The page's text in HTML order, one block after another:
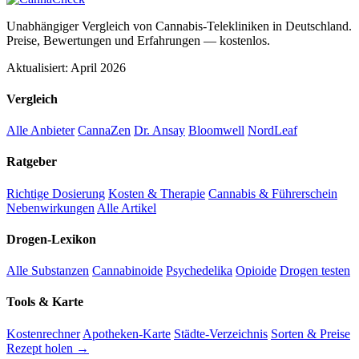
Unabhängiger Vergleich von Cannabis-Telekliniken in Deutschland.
Preise, Bewertungen und Erfahrungen — kostenlos.
Aktualisiert: April 2026
Vergleich
Alle Anbieter CannaZen Dr. Ansay Bloomwell NordLeaf
Ratgeber
Richtige Dosierung Kosten & Therapie Cannabis & Führerschein
Nebenwirkungen Alle Artikel
Drogen-Lexikon
Alle Substanzen Cannabinoide Psychedelika Opioide Drogen testen
Tools & Karte
Kostenrechner Apotheken-Karte Städte-Verzeichnis Sorten & Preise
Rezept holen →